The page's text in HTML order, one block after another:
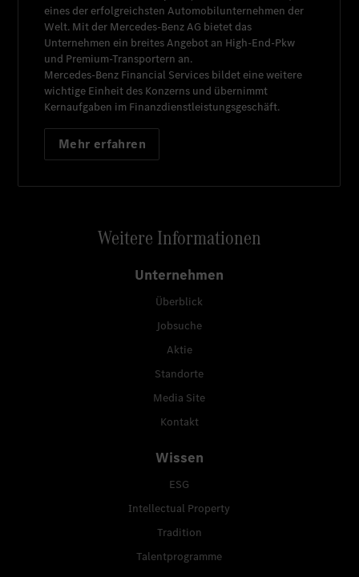
eines der erfolgreichsten Automobilunternehmen der
Welt. Mit der Mercedes-Benz AG bietet das
Unternehmen ein breites Angebot an High-End-Pkw
und Premium-Transportern an.
Mercedes-Benz Financial Services bildet eine weitere
wichtige Einheit des Konzerns und übernimmt
Kernaufgaben im Finanzdienstleistungsgeschäft.
Mehr erfahren
Weitere Informationen
Unternehmen
Überblick
Jobsuche
Aktie
Standorte
Media Site
Kontakt
Wissen
ESG
Intellectual Property
Tradition
Talentprogramme